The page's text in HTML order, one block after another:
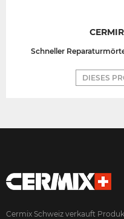
Schneller
DIESES
Cermix Schweiz verkauft